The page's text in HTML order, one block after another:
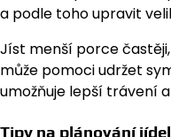
a podle toho upravit
Jíst menší porce
může pomoci udržet
umožňuje lepší trávení
Tipy na plánování